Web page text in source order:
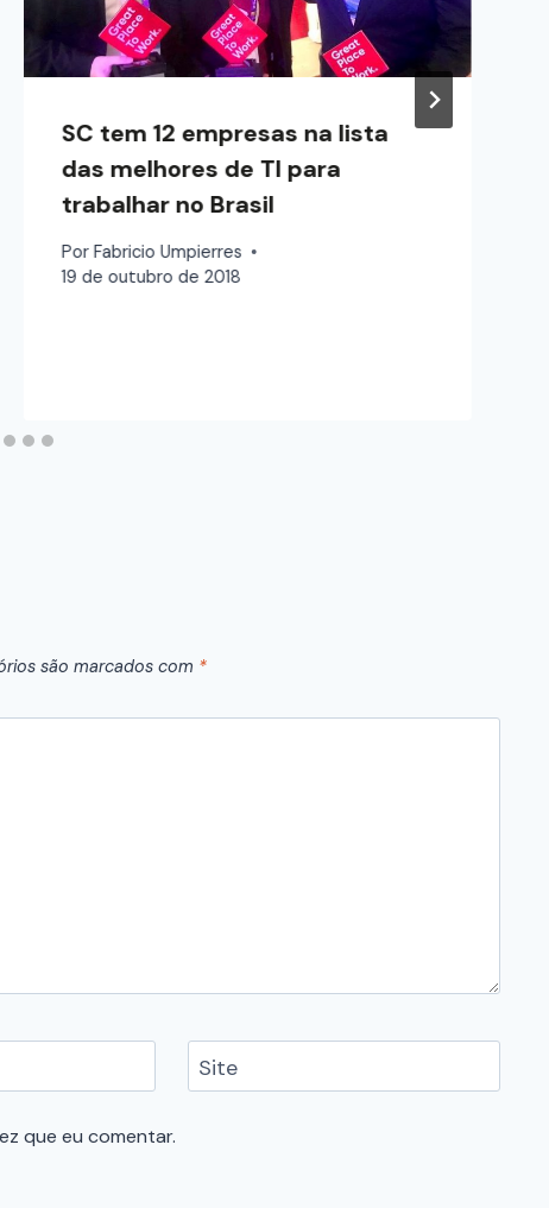
SC tem 12 empresas na lista
das melhores de TI para
trabalhar no Brasil
Por Fabricio Umpierres
19 de outubro de 2018
são marcados com *
Site
que eu comentar.